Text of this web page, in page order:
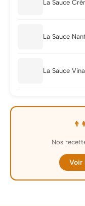
La Sauce
La Sauce
La Sauce
Nos
Voir